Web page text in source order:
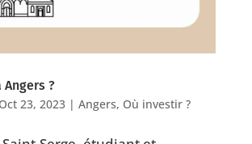
?
Oct 23, 2023| Angers, Où investir ?